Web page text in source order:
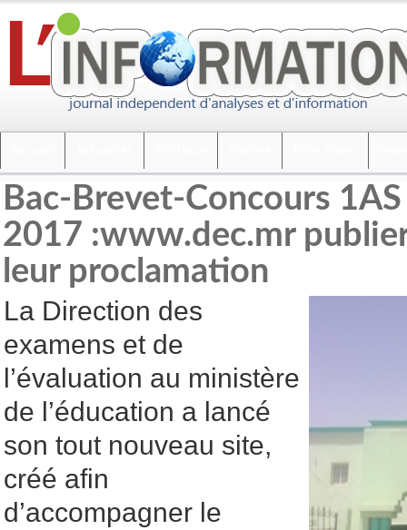
Bac-Brevet-Concours
2017 :www.dec.mr
leur proclamation
La Direction des
examens et de
l’évaluation au ministère
de l’éducation a lancé
son tout nouveau site,
créé afin
d’accompagner le